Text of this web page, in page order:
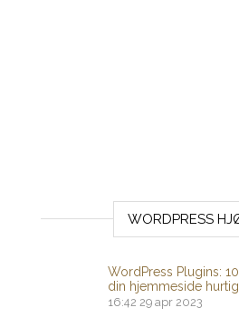
WORDPRESS
WordPress Plugins:
din hjemmeside
16:42 29 apr 2023